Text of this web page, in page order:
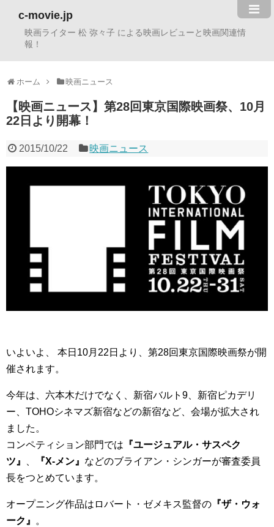
c-movie.jp
映画ライター 松 弥々子 による映画レビューと映画関連情
報！
ホーム 映画ニュース
【映画ニュース】第28回東京国際映画祭、10月
22日より開幕！
2015/10/22 映画ニュース
いよいよ、 本日10月22日より、第28回東京国際映画祭が開
催されます。
今年は、六本木だけでなく、新宿バルト9、新宿ピカデリ
ー、TOHOシネマズ新宿などの新宿など、会場が拡大され
ました。
コンペティション部門では 『ユージュアル・サスペク
ツ』
『X-メン』 などのブライアン・シンガーが審査委員
長をつとめています。
オープニング作品はロバート・ゼメキス監督の 『ザ・ウォ
ーク』
。